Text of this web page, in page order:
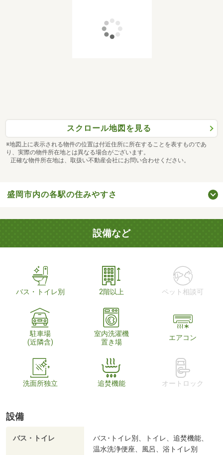
スクロール地図を見る
※地図上に表示される物件の位置は付近住所に所在することを表すものであ
り、実際の物件所在地とは異なる場合がございます。
正確な物件所在地は、取扱い不動産会社にお問い合わせください。
盛岡市内の各駅の住みやすさ
設備など
バス・トイレ別 2階以上 ペット相談可
駐車場
(近隣含)
室内洗濯機
置き場
エアコン
洗面所独立 追焚機能 オートロック
設備
バス・トイレ
バス･トイレ別、トイレ、追焚機能、
温水洗浄便座、風呂、浴トイレ別